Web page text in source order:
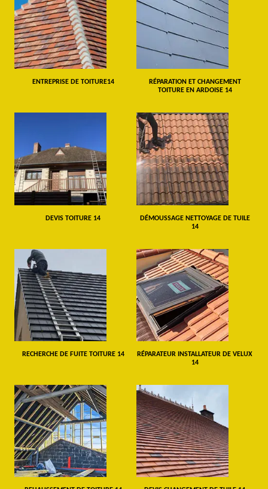
ENTREPRISE DE TOITURE14
RÉPARATION ET CHANGEMENT
TOITURE EN ARDOISE 14
DEVIS TOITURE 14
DÉMOUSSAGE NETTOYAGE DE TUILE
14
RECHERCHE DE FUITE TOITURE 14
RÉPARATEUR INSTALLATEUR DE VELUX
14